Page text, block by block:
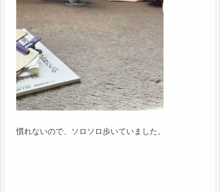
慣れないので、ソロソロ歩いていました。